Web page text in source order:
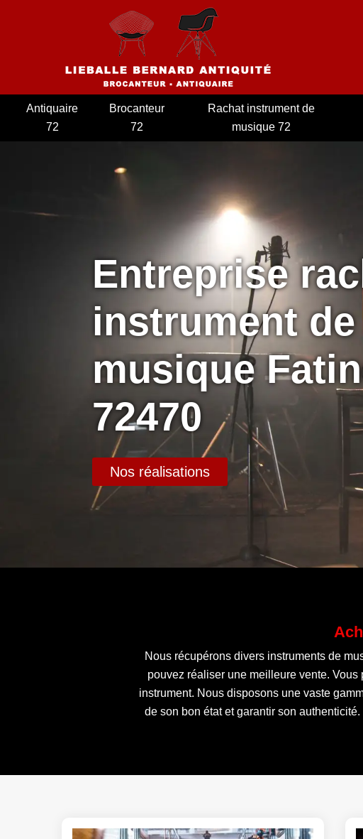
Antiquaire
72
Brocanteur
72
Rachat instrument de
musique 72
Entreprise
instrument de
musique
72470
Nos réalisations
Nous récupérons divers instruments de
pouvez réaliser une meilleure vente.
instrument. Nous disposons une vaste
de son bon état et garantir son